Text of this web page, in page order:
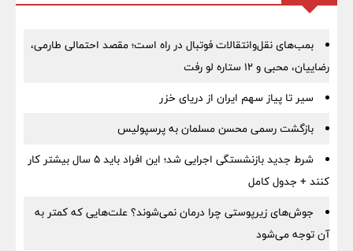
بمب‌های نقل‌وانتقالات فوتبال در راه است؛ مقصد احتمالی طارمی،
رضاییان، محبی و ۱۲ ستاره لو رفت
سیر تا پیاز سهم ایران از دریای خزر
بازگشت رسمی محسن مسلمان به پرسپولیس
شرط جدید بازنشستگی اجرایی شد؛ این افراد باید ۵ سال بیشتر کار
کنند + جدول کامل
جوش‌های زیرپوستی چرا درمان نمی‌شوند؟ علت‌هایی که کمتر به
آن توجه می‌شود